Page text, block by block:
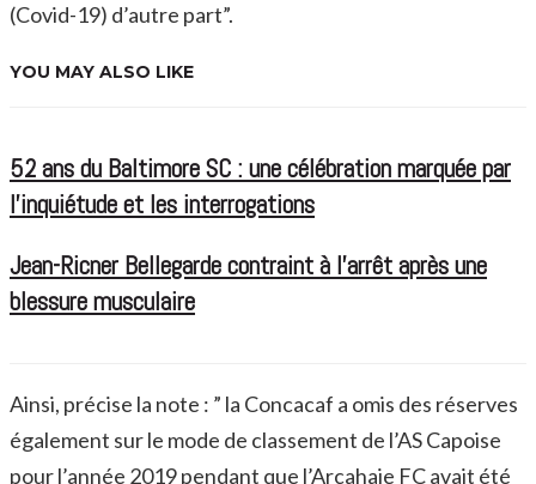
(Covid-19) d’autre part”.
YOU MAY ALSO LIKE
52 ans du Baltimore SC : une célébration marquée par
l’inquiétude et les interrogations
Jean-Ricner Bellegarde contraint à l’arrêt après une
blessure musculaire
Ainsi, précise la note : ” la Concacaf a omis des réserves
également sur le mode de classement de l’AS Capoise
pour l’année 2019 pendant que l’Arcahaie FC avait été